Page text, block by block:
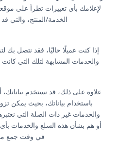
لإعلامك بأي تغييرات تطرأ على
الخدمة/المنتج، والتي
إذا كنت عميلًا حاليًا، فقد نتصل بك
والخدمات المشابهة لتلك التي
علاوة على ذلك، قد نستخدم
باستخدام بياناتك، بحيث يمكن
والخدمات غير ذات الصلة التي
أو هم بشأن هذه السلع والخدمات
في وقت جمع